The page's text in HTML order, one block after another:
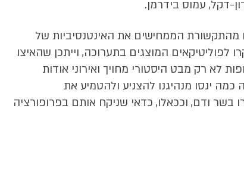
דקל, עמוס בידרמן.
מהתקשורת הממחישים את האינטנסיביות של
לפוליטיקאים המוצגים בתערוכה, וייתכן שהאיצו
לא רק מבט היסטורי מחויך ואירוני אודות
ינסו מנהיגנו להצניע ולהטמיע את
ודם, וככאלו, כדאי שניקח אותם בפרופורציה